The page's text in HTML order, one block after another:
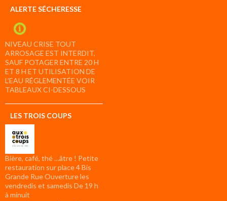
ALERTE SÉCHERESSE
NIVEAU CRISE TOUT
ARROSAGE EST INTERDIT,
SAUF POTAGER ENTRE 20 H
ET 8 H ET UTILISATION DE
L’EAU RÉGLEMENTÉE VOIR
TABLEAUX CI-DESSOUS
LES TROIS COUPS
Bière, café, thé …âtre ! Petite
restauration sur place 4 Bis
Grande Rue Ouverture les
vendredis et samedis De 19 h
à minuit